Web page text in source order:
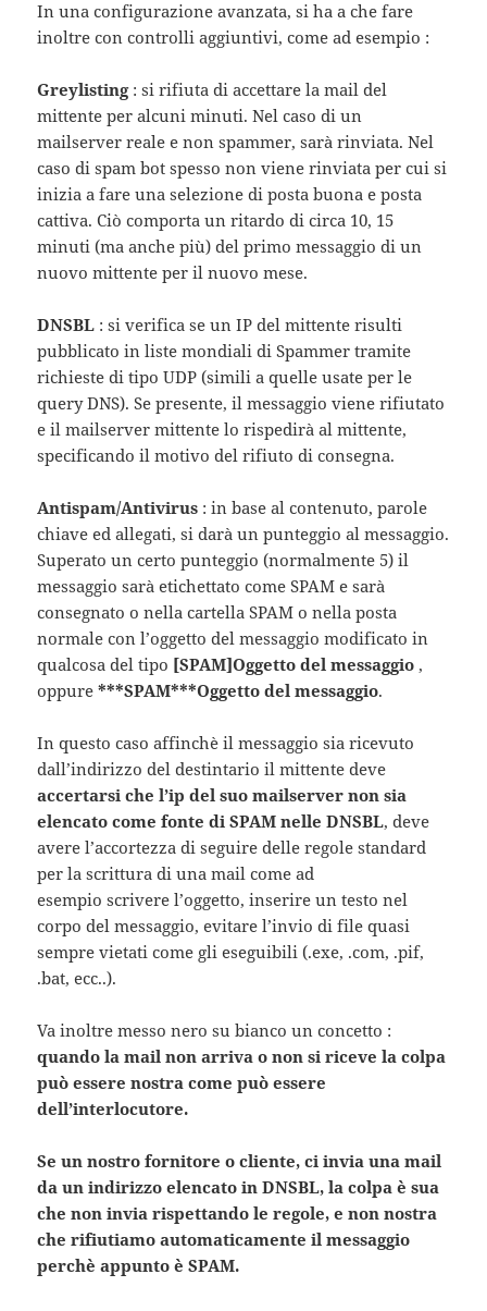
In una configurazione avanzata, si ha a che fare
inoltre con controlli aggiuntivi, come ad esempio :
Greylisting: si rifiuta di accettare la mail del
mittente per alcuni minuti. Nel caso di un
mailserver reale e non spammer, sarà rinviata. Nel
caso di spam bot spesso non viene rinviata per cui si
inizia a fare una selezione di posta buona e posta
cattiva. Ciò comporta un ritardo di circa 10, 15
minuti (ma anche più) del primo messaggio di un
nuovo mittente per il nuovo mese.
DNSBL : si verifica se un IP del mittente risulti
pubblicato in liste mondiali di Spammer tramite
richieste di tipo UDP (simili a quelle usate per le
query DNS). Se presente, il messaggio viene rifiutato
e il mailserver mittente lo rispedirà al mittente,
specificando il motivo del rifiuto di consegna.
Antispam/Antivirus : in base al contenuto, parole
chiave ed allegati, si darà un punteggio al messaggio.
Superato un certo punteggio (normalmente 5) il
messaggio sarà etichettato come SPAM e sarà
consegnato o nella cartella SPAM o nella posta
normale con l’oggetto del messaggio modificato in
qualcosa del tipo [SPAM]Oggetto del messaggio ,
oppure***SPAM***Oggetto del messaggio.
In questo caso affinchè il messaggio sia ricevuto
dall’indirizzo del destintario il mittente deve
accertarsi che l’ip del suo mailserver non sia
elencato come fonte di SPAM nelle DNSBL, deve
avere l’accortezza di seguire delle regole standard
per la scrittura di una mail come ad
esempio scrivere l’oggetto, inserire un testo nel
corpo del messaggio, evitare l’invio di file quasi
sempre vietati come gli eseguibili (.exe, .com, .pif,
.bat, ecc..).
Va inoltre messo nero su bianco un concetto :
quando la mail non arriva o non si riceve la colpa
può essere nostra come può essere
dell’interlocutore.
Se un nostro fornitore o cliente, ci invia una mail
da un indirizzo elencato in DNSBL, la colpa è sua
che non invia rispettando le regole, e non nostra
che rifiutiamo automaticamente il messaggio
perchè appunto è SPAM.